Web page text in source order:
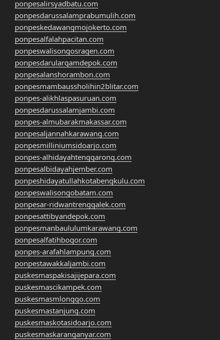
ponpesalirsyadbatu.com
ponpesdarussalamprabumulih.com
ponpeskedawangmojokerto.com
ponpesalfalahpacitan.com
ponpeswalisongosragen.com
ponpesdarularqamdepok.com
ponpesalanshorambon.com
ponpesmambaussholihin2blitar.com
ponpes-alikhlaspasuruan.com
ponpesdarussalamjambi.com
ponpes-almubarakmakassar.com
ponpesaljannahkarawang.com
ponpesmilliniumsidoarjo.com
ponpes-alhidayahtenggarong.com
ponpesalbidayahjember.com
ponpeshidayatullahkotabengkulu.com
ponpeswalisongobatam.com
ponpesar-ridwantrenggalek.com
ponpesattibyandepok.com
ponpesmanbaululumkarawang.com
ponpesalfatihbogor.com
ponpes-arafahlampung.com
ponpestawakkaljambi.com
puskesmaspakisajijepara.com
puskesmascikampek.com
puskesmasmlonggo.com
puskesmastanjung.com
puskesmaskotasidoarjo.com
puskesmaskaranganyar.com